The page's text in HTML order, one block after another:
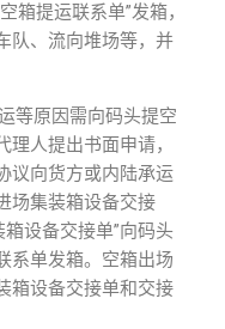
箱提运联系单”发箱，
队、流向堆场等，并
等原因需向码头提空
人提出书面申请，
议向货方或内陆承运
场集装箱设备交接
设备交接单”向码头
系单发箱。空箱出场
箱设备交接单和交接